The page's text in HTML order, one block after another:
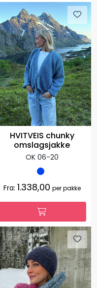
HVITVEIS chunky
omslagsjakke
OK 06-20
Fra: 1.338,00 per pakke